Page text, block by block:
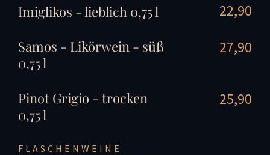
Imiglikos - lieblich 0,75 l 22,90
Samos - Likörwein - süß
0,75 l
27,90
Pinot Grigio - trocken
0,75 l
25,90
FLASCHENWEINE